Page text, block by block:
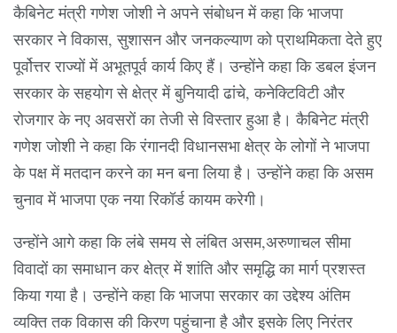
कैबिनेट मंत्री गणेश जोशी ने अपने संबोधन में कहा कि भाजपा
सरकार ने विकास, सुशासन और जनकल्याण को प्राथमिकता देते हुए
पूर्वोत्तर राज्यों में अभूतपूर्व कार्य किए हैं। उन्होंने कहा कि डबल इंजन
सरकार के सहयोग से क्षेत्र में बुनियादी ढांचे, कनेक्टिविटी और
रोजगार के नए अवसरों का तेजी से विस्तार हुआ है। कैबिनेट मंत्री
गणेश जोशी ने कहा कि रंगानदी विधानसभा क्षेत्र के लोगों ने भाजपा
के पक्ष में मतदान करने का मन बना लिया है। उन्होंने कहा कि असम
चुनाव में भाजपा एक नया रिकॉर्ड कायम करेगी।
उन्होंने आगे कहा कि लंबे समय से लंबित असम,अरुणाचल सीमा
विवादों का समाधान कर क्षेत्र में शांति और समृद्धि का मार्ग प्रशस्त
किया गया है। उन्होंने कहा कि भाजपा सरकार का उद्देश्य अंतिम
व्यक्ति तक विकास की किरण पहुंचाना है और इसके लिए निरंतर